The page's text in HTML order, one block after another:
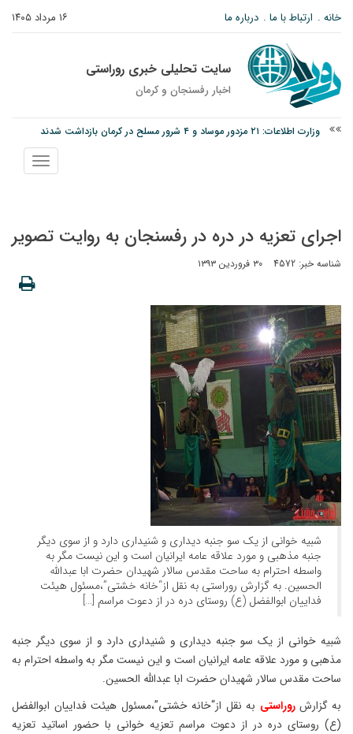
۱۶ مرداد ۱۴۰۵ خانه ارتباط با ما درباره ما
سایت تحلیلی خبری روراستی
اخبار رفسنجان و كرمان
وزارت اطلاعات: ۲۱ مزدور موساد و ۴ شرور مسلح در کرمان بازداشت شدند
نمایش
منو
اجرای تعزیه در دره در رفسنجان به روایت تصویر
شناسه خبر: 4572 ۳۰ فروردین ۱۳۹۳
شبیه خوانی از یک سو جنبه دیداری و شنیداری دارد و از سوی دیگر
جنبه مذهبی و مورد علاقه عامه ایرانیان است و این نیست مگر به
واسطه احترام به ساحت مقدس سالار شهیدان حضرت ابا عبدالله
الحسین. به گزارش روراستی به نقل از“خانه خشتی”،مسئول هیئت
فداییان ابوالفضل (ع) روستای دره در از دعوت مراسم […]
شبیه خوانی از یک سو جنبه دیداری و شنیداری دارد و از سوی دیگر جنبه
مذهبی و مورد علاقه عامه ایرانیان است و این نیست مگر به واسطه احترام به
ساحت مقدس سالار شهیدان حضرت ابا عبدالله الحسین.
به گزارشروراستی به نقل از“خانه خشتی”،مسئول هیئت فداییان ابوالفضل
(ع) روستای دره در از دعوت مراسم تعزیه خوانی با حضور اساتید تعزیه